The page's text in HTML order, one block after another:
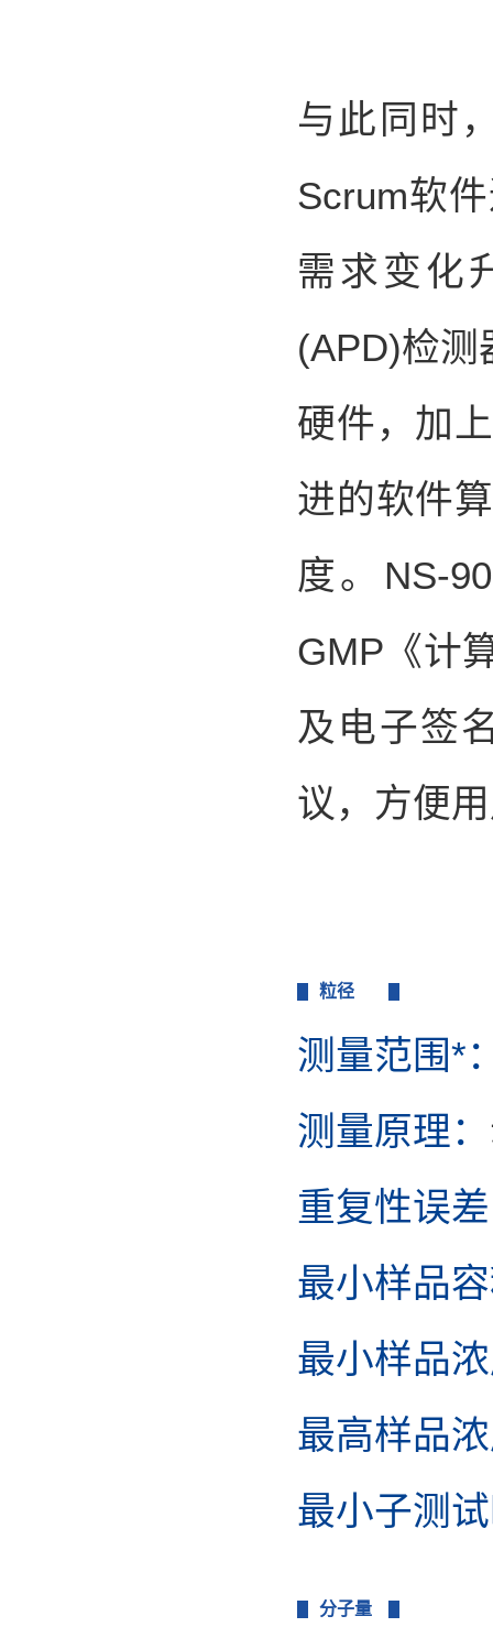
与此同时
Scrum软
需求变化
(APD)检测
硬件，加
进的软件
度。NS-
GMP《计
及电子签
议，方便
粒径
测量范围*
测量原理：
重复性误
最小样品
最小样品
最高样品
最小子测
分子量